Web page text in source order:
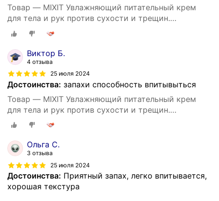
Товар — MIXIT Увлажняющий питательный крем
для тела и рук против сухости и трещин.
Восстанавливающее средство для ухода за кожей
тела c пантенолом и маслом виноградных косточек
SUPER FOOD
Виктор Б.
4 отзыва
25 июля 2024
Достоинства: запахи способность впитывыться
Товар — MIXIT Увлажняющий питательный крем
для тела и рук против сухости и трещин.
Восстанавливающее средство для ухода за кожей
тела c пантенолом и маслом виноградных косточек
SUPER FOOD
Ольга С.
3 отзыва
25 июля 2024
Достоинства: Приятный запах, легко впитывается,
хорошая текстура